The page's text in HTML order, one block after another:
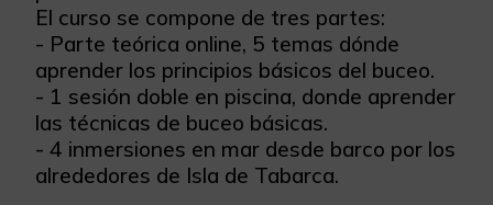
El curso se compone de tres partes:
- Parte teórica online, 5 temas dónde
aprender los principios básicos del buceo.
- 1 sesión doble en piscina, donde aprender
las técnicas de buceo básicas.
- 4 inmersiones en mar desde barco por los
alrededores de Isla de Tabarca.